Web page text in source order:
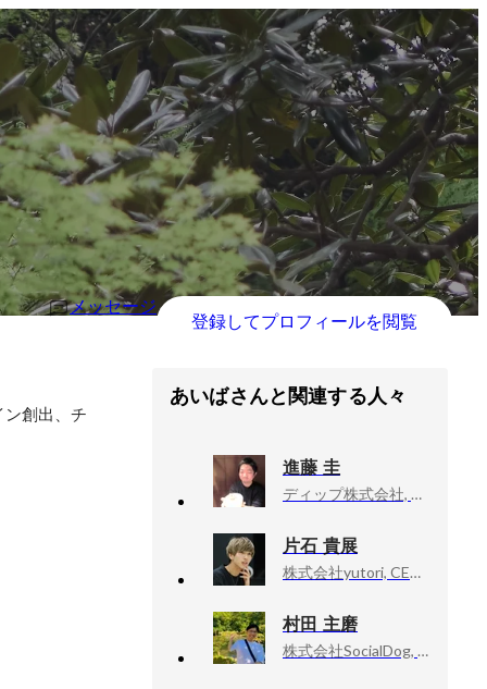
メッセージ
登録してプロフィールを閲覧
創出、チ
あいばさんと関連する人々
進藤 圭
ディップ株式会社, BizOps本部長
片石 貴展
株式会社yutori, CEO , Co-Founder
村田 主磨
株式会社SocialDog, エンジニア